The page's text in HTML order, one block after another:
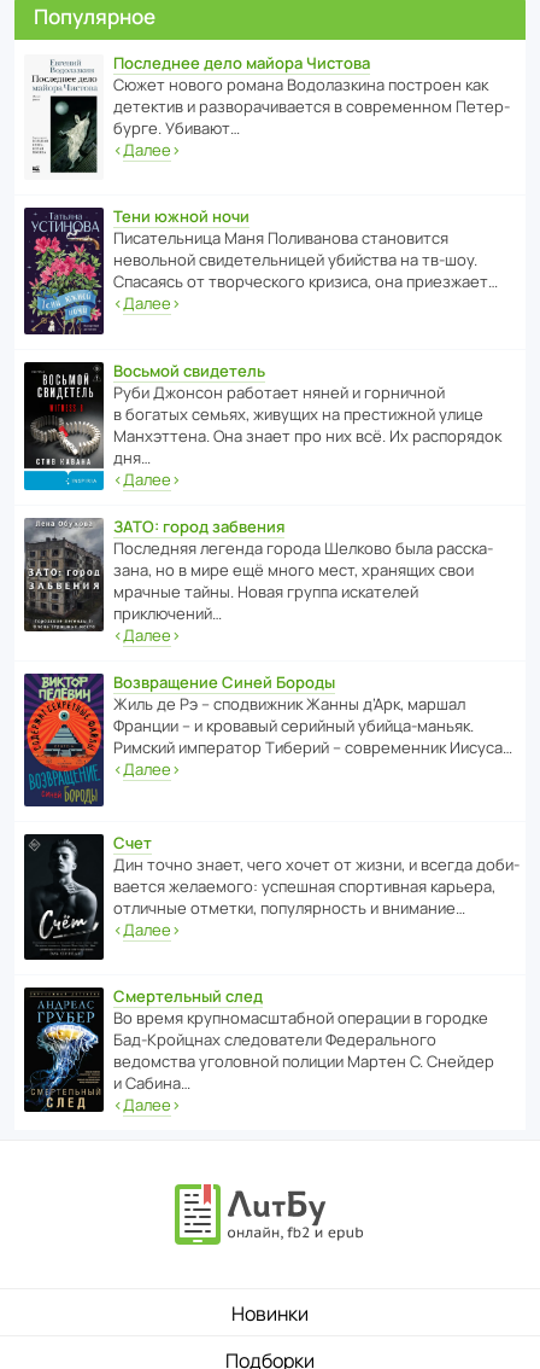
Популярное
Последнее дело майора Чистова
Сюжет нового романа Водо­ла­з­кина пост­роен как
дете­ктив и разво­ра­чи­ва­ется в совре­менном Пете­р­
бурге. Убивают…
‹Далее›
Тени южной ночи
Писа­тель­ница Маня Поли­ва­нова стано­вится
невольной свиде­тель­ницей убийства на тв-шоу.
Спасаясь от твор­че­с­кого кризиса, она приезжает…
‹Далее›
Восьмой свидетель
Руби Джонсон рабо­тает няней и горни­чной
в богатых семьях, живущих на прес­ти­жной улице
Манх­эт­тена. Она знает про них всё. Их распо­рядок
дня…
‹Далее›
ЗАТО: город забвения
После­дняя легенда города Шелково была расска­
зана, но в мире ещё много мест, хранящих свои
мрачные тайны. Новая группа иска­телей
приключений…
‹Далее›
Возвращение Синей Бороды
Жиль де Рэ – спод­ви­жник Жанны д’Арк, маршал
Франции – и кровавый серийный убийца-маньяк.
Римский импе­ратор Тиберий – совре­менник Иисуса…
‹Далее›
Счет
Дин точно знает, чего хочет от жизни, и всегда доби­
ва­ется жела­е­мого: успе­шная спор­ти­вная карьера,
отли­чные отметки, попу­ля­р­ность и внимание…
‹Далее›
Смертельный след
Во время круп­но­мас­ш­та­бной операции в городке
Бад‑Крой­цнах следо­ва­тели Феде­раль­ного
ведомства уголо­вной полиции Мартен С. Снейдер
и Сабина…
‹Далее›
Новинки
Подборки